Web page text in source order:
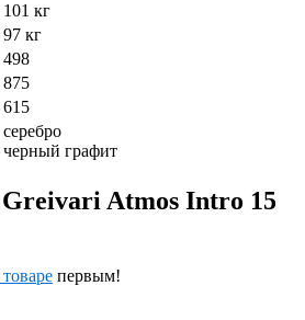
101 кг
97 кг
498
875
615
серебро
черный графит
Atmos Intro 15
первым!